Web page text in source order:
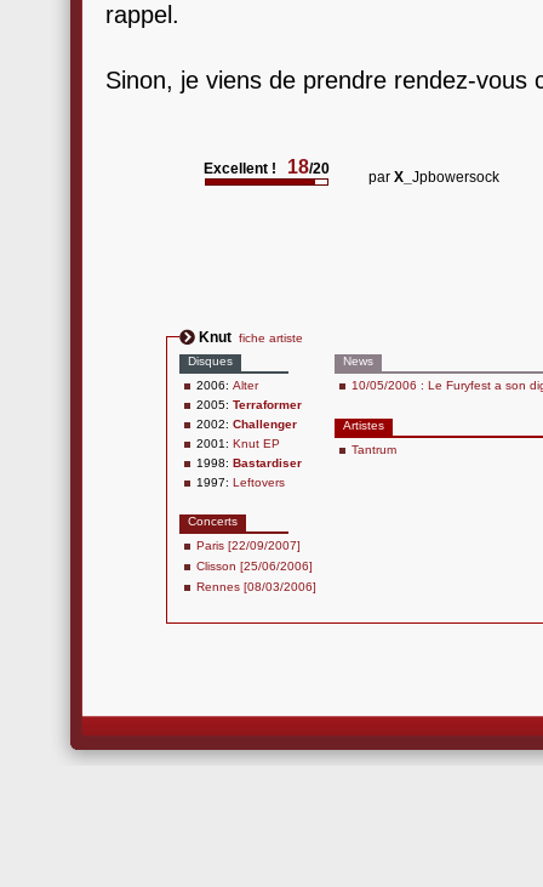
rappel.
Sinon, je viens de prendre rendez-vous
Excellent ! 18/20 par X_ Jpbowersock
Knut fiche artiste
Disques
2006: Alter
2005: Terraformer
2002: Challenger
2001: Knut EP
1998: Bastardiser
1997: Leftovers
Concerts
Paris [22/09/2007]
Clisson [25/06/2006]
Rennes [08/03/2006]
News
10/05/2006 : Le Furyfest a son
Artistes
Tantrum